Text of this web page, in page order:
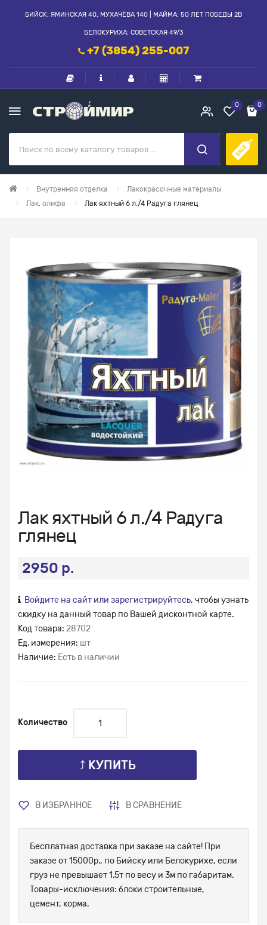
БИЙСК: ЯМИНСКАЯ 40, МУХАЧЁВА 140 | МАЙМА: 50 ЛЕТ ПОБЕДЫ 2В
БЕЛОКУРИХА: СОВЕТСКАЯ 49/3
+7 (3854) 255-007
0 0
Внутренняя отделка
Лакокрасочные материалы
Лак, олифа
Лак яхтный 6 л./4 Радуга глянец
Лак яхтный 6 л./4 Радуга
глянец
2950 р.
Войдите на сайт или зарегистрируйтесь, чтобы узнать
скидку на данный товар по Вашей дисконтной карте.
Код товара: 28702
Ед. измерения: шт
Наличие: Есть в наличии
Количество
⤴ КУПИТЬ
В ИЗБРАННОЕ В СРАВНЕНИЕ
Бесплатная доставка при заказе на сайте! При
заказе от 15000р., по Бийску или Белокурихе, если
груз не превышает 1.5т по весу и 3м по габаритам.
Товары-исключения: блоки строительные,
цемент, корма.